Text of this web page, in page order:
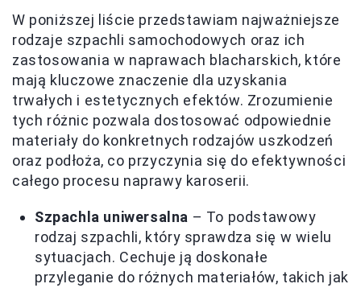
W poniższej liście przedstawiam najważniejsze
rodzaje szpachli samochodowych oraz ich
zastosowania w naprawach blacharskich, które
mają kluczowe znaczenie dla uzyskania
trwałych i estetycznych efektów. Zrozumienie
tych różnic pozwala dostosować odpowiednie
materiały do konkretnych rodzajów uszkodzeń
oraz podłoża, co przyczynia się do efektywności
całego procesu naprawy karoserii.
Szpachla uniwersalna – To podstawowy
rodzaj szpachli, który sprawdza się w wielu
sytuacjach. Cechuje ją doskonałe
przyleganie do różnych materiałów, takich jak